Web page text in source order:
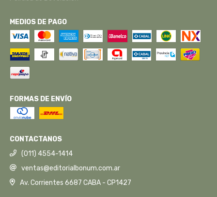
MEDIOS DE PAGO
FORMAS DE ENVÍO
CONTACTANOS
(011) 4554-1414
ventas@editorialbonum.com.ar
Av. Corrientes 6687 CABA - CP1427